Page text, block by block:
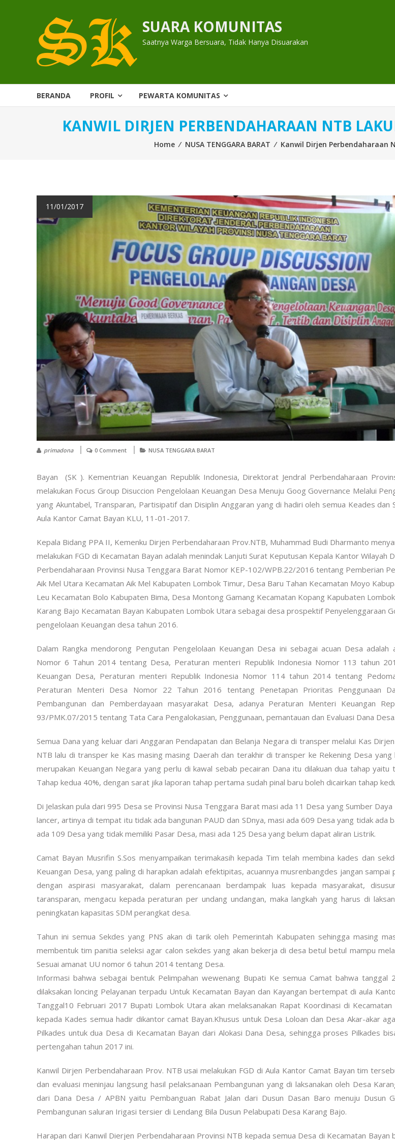
SUARA KOMUNITAS
Saatnya Warga Bersuara, Tidak Hanya Disuarakan
BERANDA PROFIL PEWARTA KOMUNITAS
KANWIL DIRJEN PERBENDAHARAAN NTB
Home ⁄ NUSA TENGGARA BARAT ⁄ Kanwil Dirjen Perbendaharaan
11/01/2017
primadona 0 Comment NUSA TENGGARA BARAT
Bayan (SK ). Kementrian Keuangan Republik Indonesia, Direktorat Jendral Perbendaharaan
melakukan Focus Group Disuccion Pengelolaan Keuangan Desa Menuju Goog Governance Melalui
yang Akuntabel, Transparan, Partisipatif dan Disiplin Anggaran yang di hadiri oleh semua Keades dan
Aula Kantor Camat Bayan KLU, 11-01-2017.
Kepala Bidang PPA II, Kemenku Dirjen Perbendaharaan Prov.NTB, Muhammad Budi Dharmanto
melakukan FGD di Kecamatan Bayan adalah menindak Lanjuti Surat Keputusan Kepala Kantor Wilayah
Perbendaharaan Provinsi Nusa Tenggara Barat Nomor KEP-102/WPB.22/2016 tentang Pemberian
Aik Mel Utara Kecamatan Aik Mel Kabupaten Lombok Timur, Desa Baru Tahan Kecamatan Moyo
Leu Kecamatan Bolo Kabupaten Bima, Desa Montong Gamang Kecamatan Kopang Kapubaten
Karang Bajo Kecamatan Bayan Kabupaten Lombok Utara sebagai desa prospektif Penyelenggaraan
pengelolaan Keuangan desa tahun 2016.
Dalam Rangka mendorong Pengutan Pengelolaan Keuangan Desa ini sebagai acuan Desa adalah
Nomor 6 Tahun 2014 tentang Desa, Peraturan menteri Republik Indonesia Nomor 113 tahun
Keuangan Desa, Peraturan menteri Republik Indonesia Nomor 114 tahun 2014 tentang
Peraturan Menteri Desa Nomor 22 Tahun 2016 tentang Penetapan Prioritas Penggunaan
Pembangunan dan Pemberdayaan masyarakat Desa, adanya Peraturan Menteri Keuangan
93/PMK.07/2015 tentang Tata Cara Pengalokasian, Penggunaan, pemantauan dan Evaluasi Dana Desa.
Semua Dana yang keluar dari Anggaran Pendapatan dan Belanja Negara di transper melalui Kas
NTB lalu di transper ke Kas masing masing Daerah dan terakhir di transper ke Rekening Desa yang
merupakan Keuangan Negara yang perlu di kawal sebab pecairan Dana itu dilakuan dua tahap yaitu
Tahap kedua 40%, dengan sarat jika laporan tahap pertama sudah pinal baru boleh dicairkan tahap
Di Jelaskan pula dari 995 Desa se Provinsi Nusa Tenggara Barat masi ada 11 Desa yang Sumber Daya
lancer, artinya di tempat itu tidak ada bangunan PAUD dan SDnya, masi ada 609 Desa yang tidak ada
ada 109 Desa yang tidak memiliki Pasar Desa, masi ada 125 Desa yang belum dapat aliran Listrik.
Camat Bayan Musrifin S.Sos menyampaikan terimakasih kepada Tim telah membina kades dan
Keuangan Desa, yang paling di harapkan adalah efektipitas, acuannya musrenbangdes jangan sampai
dengan aspirasi masyarakat, dalam perencanaan berdampak luas kepada masyarakat,
taransparan, mengacu kepada peraturan per undang undangan, maka langkah yang harus di
peningkatan kapasitas SDM perangkat desa.
Tahun ini semua Sekdes yang PNS akan di tarik oleh Pemerintah Kabupaten sehingga masing
membentuk tim panitia seleksi agar calon sekdes yang akan bekerja di desa betul betul mampu
Sesuai amanat UU nomor 6 tahun 2014 tentang Desa.
Informasi bahwa sebagai bentuk Pelimpahan wewenang Bupati Ke semua Camat bahwa tanggal
dilaksakan loncing Pelayanan terpadu Untuk Kecamatan Bayan dan Kayangan bertempat di aula
Tanggal10 Februari 2017 Bupati Lombok Utara akan melaksanakan Rapat Koordinasi di
kepada Kades semua hadir dikantor camat Bayan.Khusus untuk Desa Loloan dan Desa Akar-akar
Pilkades untuk dua Desa di Kecamatan Bayan dari Alokasi Dana Desa, sehingga proses Pilkades
pertengahan tahun 2017 ini.
Kanwil Dirjen Perbendaharaan Prov. NTB usai melakukan FGD di Aula Kantor Camat Bayan tim
dan evaluasi meninjau langsung hasil pelaksanaan Pembangunan yang di laksanakan oleh Desa
dari Dana Desa / APBN yaitu Pembanguan Rabat Jalan dari Dusun Dasan Baro menuju Dusun
Pembangunan saluran Irigasi tersier di Lendang Bila Dusun Pelabupati Desa Karang Bajo.
Harapan dari Kanwil Dierjen Perbendaharaan Provinsi NTB kepada semua Desa di Kecamatan Bayan